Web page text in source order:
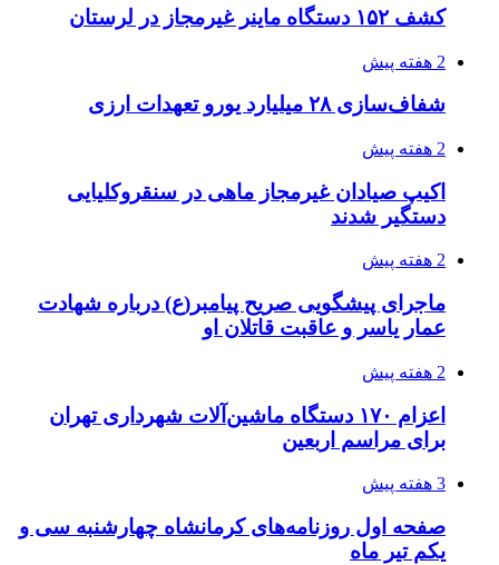
کشف ۱۵۲ دستگاه ماینر غیرمجاز در لرستان
2 هفته پیش
شفاف‌سازی ۲۸ میلیارد یورو تعهدات ارزی
2 هفته پیش
اکیپ صیادان غیرمجاز ماهی در سنقروکلیایی
دستگیر شدند
2 هفته پیش
ماجرای پیشگویی صریح پیامبر(ع) درباره شهادت
عمار یاسر و عاقبت قاتلان او
2 هفته پیش
اعزام ۱۷۰ دستگاه ماشین‌آلات شهرداری تهران
برای مراسم اربعین
3 هفته پیش
صفحه اول روزنامه‌های کرمانشاه چهارشنبه سی و
یکم تیر ماه